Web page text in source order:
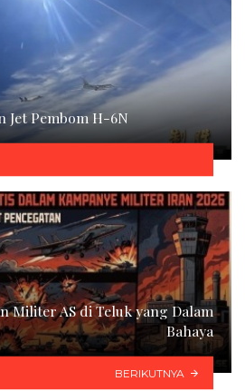
Jet Pembom H-6N
Militer AS di Teluk yang Dalam
Bahaya
BERIKUTNYA